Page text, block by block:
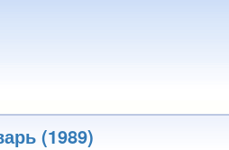
(1989)